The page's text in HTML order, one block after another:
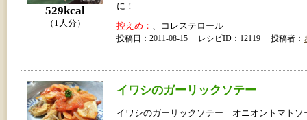
529kcal
（1人分）
に！
控えめ： 、コレステロール
投稿日：2011-08-15 レシピID：12119 投稿者：
イワシのガーリックソテー
イワシのガーリックソテー オニオントマトソ